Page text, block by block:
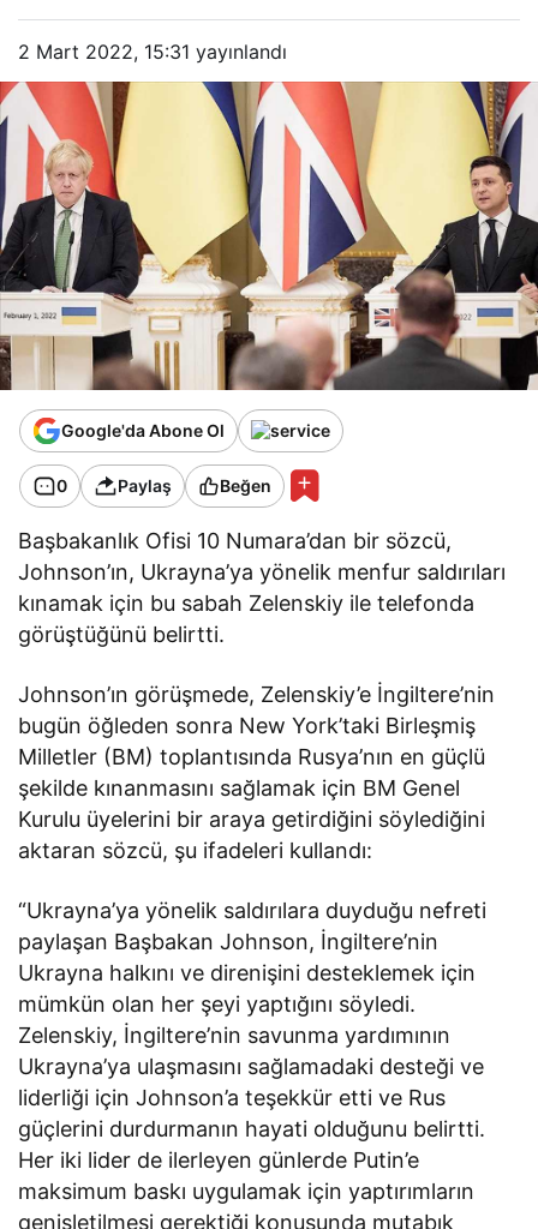
2 Mart 2022, 15:31 yayınlandı
Google'da Abone Ol
0 Paylaş Beğen
Başbakanlık Ofisi 10 Numara’dan bir sözcü,
Johnson’ın, Ukrayna’ya yönelik menfur saldırıları
kınamak için bu sabah Zelenskiy ile telefonda
görüştüğünü belirtti.
Johnson’ın görüşmede, Zelenskiy’e İngiltere’nin
bugün öğleden sonra New York’taki Birleşmiş
Milletler (BM) toplantısında Rusya’nın en güçlü
şekilde kınanmasını sağlamak için BM Genel
Kurulu üyelerini bir araya getirdiğini söylediğini
aktaran sözcü, şu ifadeleri kullandı:
“Ukrayna’ya yönelik saldırılara duyduğu nefreti
paylaşan Başbakan Johnson, İngiltere’nin
Ukrayna halkını ve direnişini desteklemek için
mümkün olan her şeyi yaptığını söyledi.
Zelenskiy, İngiltere’nin savunma yardımının
Ukrayna’ya ulaşmasını sağlamadaki desteği ve
liderliği için Johnson’a teşekkür etti ve Rus
güçlerini durdurmanın hayati olduğunu belirtti.
Her iki lider de ilerleyen günlerde Putin’e
maksimum baskı uygulamak için yaptırımların
genişletilmesi gerektiği konusunda mutabık